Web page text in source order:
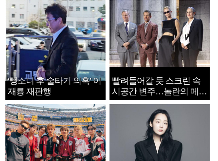
‘뺑소니 후 술타기 의혹’ 이
재룡 재판행
빨려들어갈 듯 스크린 속
시공간 변주…놀란의 메시
지는 ‘전쟁 속죄’